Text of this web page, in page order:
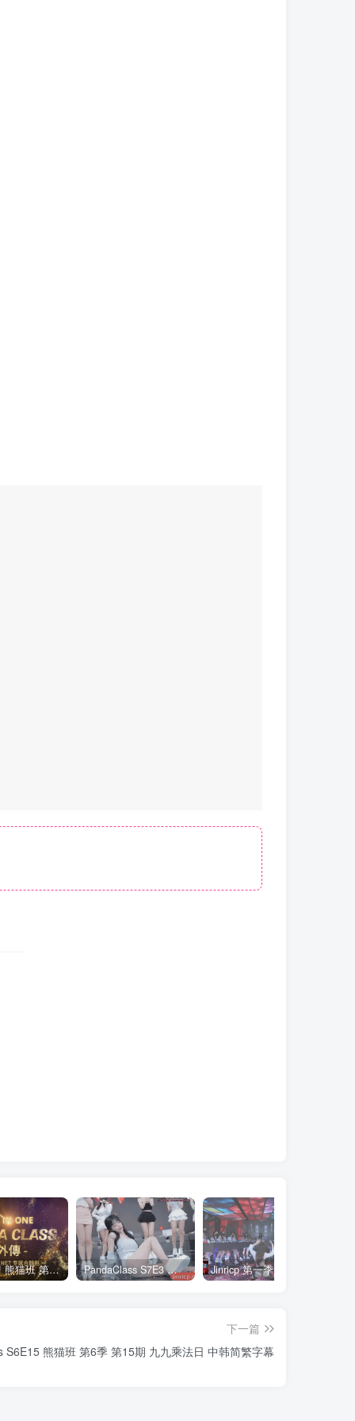
全网最全! 熊猫班 第6季 外传 SpinOff 全集 All in one 合集版 中英韩简繁字幕外挂版 PandaClass S7E3 熊猫班 第7季 第3期 二十一点日 中英韩简繁字幕
下一篇
S6E15 熊猫班 第6季 第15期 九九乘法日 中韩简繁字幕